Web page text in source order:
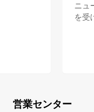
ニュ
を受
営業センター